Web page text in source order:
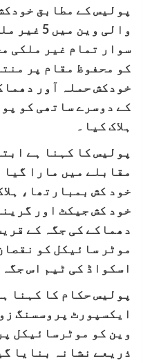
پولیس کے مطابق
والی وین
سوار تمام غیر ملکی
کو محفوظ مقام پر
خودکش حملہ آور
کے دوسرے ساتھی کو
ہلاک کیا۔
پولیس کا کہنا ہے
مقابلے میں مارا
خود کش بمبارتھا،
خود کش جیکٹ اور
دھماکے کی جگہ کے
موٹر سائیکل کو
اسکواڈ کی ٹیم اس
پولیس حکام کا کہنا
ایکسپورٹ پروسسنگ
وین کو موٹرسائیکل
ذریعے نشانہ بنایا